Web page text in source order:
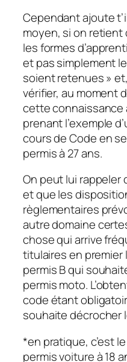
Cependant ajoute
moyen, si on
les formes
et pas simplement
soient retenues »
vérifier, au moment
cette connaissance
prenant l’exemple
cours de Code en
permis à 27 ans.
On peut lui rappeler
et que les
règlementaires
autre domaine
chose qui arrive
titulaires en premier
permis B qui
permis moto.
code étant
souhaite décrocher
*en pratique, c’est
permis voiture à 18